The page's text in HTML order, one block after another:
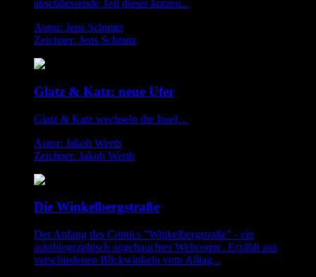
abschliessende Teil dieser kurzen...
Autor: Jens Schmitz
Zeichner: Jens Schmitz
Glatz & Katz: neue Ufer
Glatz & Katz wechseln die Insel…
Autor: Jakob Werth
Zeichner: Jakob Werth
Die Winkelbergstraße
Der Anfang des Comics "Winkelbergstraße" - ein
autobiographisch angehauchter Webcomic. Erzählt aus
verschiedenen Blickwinkeln vom Alltag...